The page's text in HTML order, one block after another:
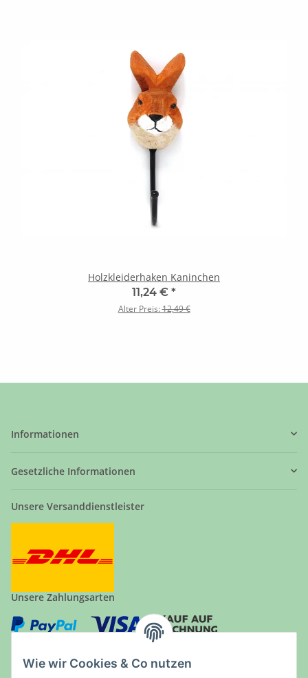
Wie wir Cookies & Co nutzen
Holzkleiderhaken Kaninchen
11,24 € *
Alter Preis:12,49 €
Informationen
Gesetzliche Informationen
Unsere Versanddienstleister
Unsere Zahlungsarten